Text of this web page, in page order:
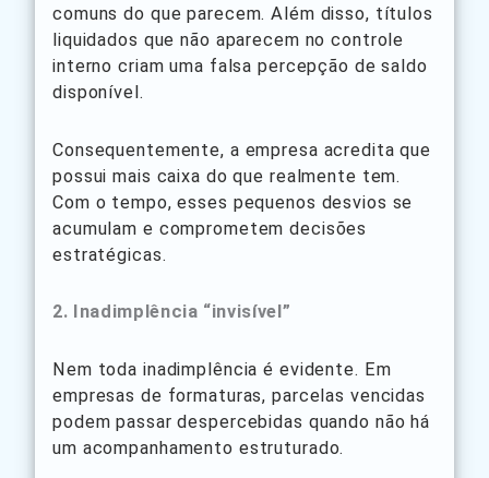
comuns do que parecem. Além disso, títulos
liquidados que não aparecem no controle
interno criam uma falsa percepção de saldo
disponível.
Consequentemente, a empresa acredita que
possui mais caixa do que realmente tem.
Com o tempo, esses pequenos desvios se
acumulam e comprometem decisões
estratégicas.
2. Inadimplência “invisível”
Nem toda inadimplência é evidente. Em
empresas de formaturas, parcelas vencidas
podem passar despercebidas quando não há
um acompanhamento estruturado.